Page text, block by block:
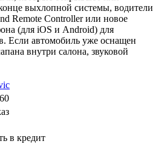
выхлопной системы, водители
Remote Controller или новое
(для iOS и Android) для
Если автомобиль уже оснащен
внутри салона, звуковой
в кредит